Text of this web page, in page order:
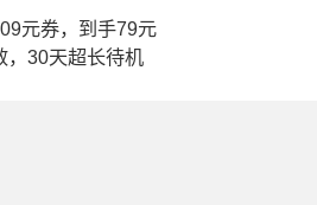
元券，到手79元
，30天超长待机